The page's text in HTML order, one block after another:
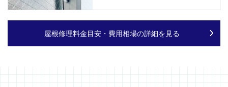
屋根修理料金目安・費用相場の詳細を見る